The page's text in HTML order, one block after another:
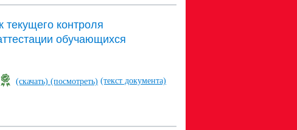
контроля
обучающихся
(скачать) (посмотреть) (текст документа)